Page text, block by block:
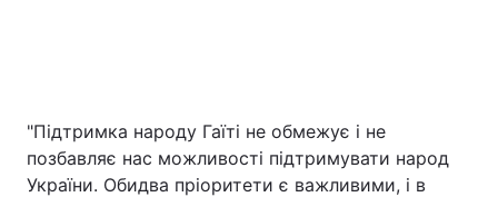
"Підтримка народу Гаїті не обмежує і не
позбавляє нас можливості підтримувати народ
України. Обидва пріоритети є важливими, і в